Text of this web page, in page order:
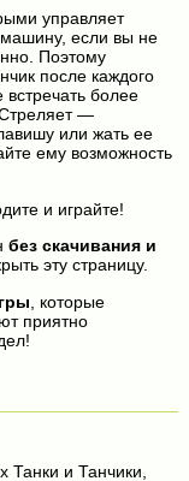
управляет
машину, если вы не
Поэтому
после каждого
более
Стреляет —
или жать ее
ему возможность
и играйте!
без скачивания и
эту страницу.
, которые
приятно
Танки и Танчики,